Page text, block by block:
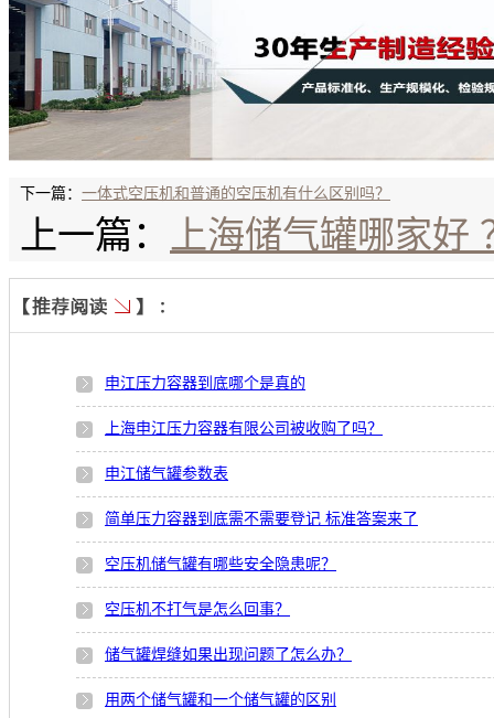
下一篇： 一体式空压机和普通的空压机有什么区别吗？
上一篇： 上海储气罐哪家好
申江压力容器到底哪个是真的
上海申江压力容器有限公司被收购了吗？
申江储气罐参数表
简单压力容器到底需不需要登记 标准答案来了
空压机储气罐有哪些安全隐患呢？
空压机不打气是怎么回事？
储气罐焊缝如果出现问题了怎么办？
用两个储气罐和一个储气罐的区别